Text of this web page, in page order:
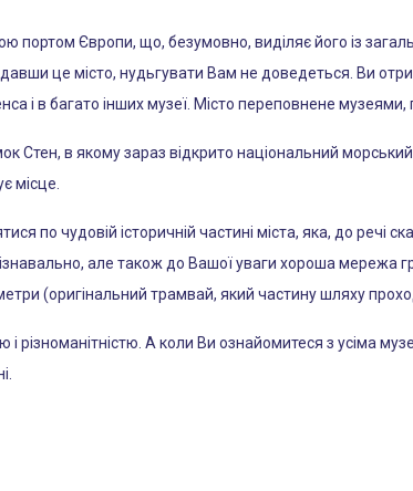
портом Європи, що, безумовно, виділяє його із
це місто, нудьгувати Вам не доведеться. Ви
і в багато інших музеї. Місто переповнене
Стен, в якому зараз відкрито національний
місце.
по чудовій історичній частині міста, яка, до речі
але також до Вашої уваги хороша мережа
(оригінальний трамвай, який частину шляху
різноманітністю. А коли Ви ознайомитеся з усіма